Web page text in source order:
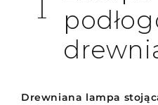
Drewniana lampa